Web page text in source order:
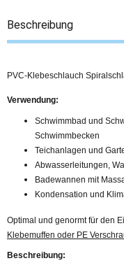
Beschreibung
PVC-Klebeschlauch
Verwendung:
Schwimmbad und
Schwimmbecken
Teichanlagen und
Abwasserleitungen,
Badewannen mit
Kondensation und
Optimal und genormt für den
Klebemuffen oder PE
Beschreibung: